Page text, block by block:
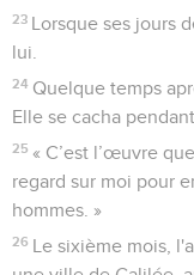
23 Lorsque ses jours
lui.
24 Quelque temps
Elle se cacha
25 « C’est l’œuvre
regard sur moi pour
hommes. »
26 Le sixième mois,